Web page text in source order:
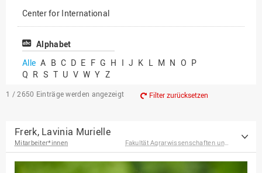
Center for International
Mobility
Center for International
Chancengerechtigkeit
eLearning Competence
EU-Büro
Fakultät
Agrarwissenschaften und
Professor*innen im
Alphabet
Alle A B C D E F G H I J K L M N O P
Q R S T U V W Y Z
1 / 2650 Einträge werden angezeigt Filter zurücksetzen
Frerk, Lavinia Murielle
Mitarbeiter*innen Fakultät Agrarwissenschaften und Landschaftsarchitektur